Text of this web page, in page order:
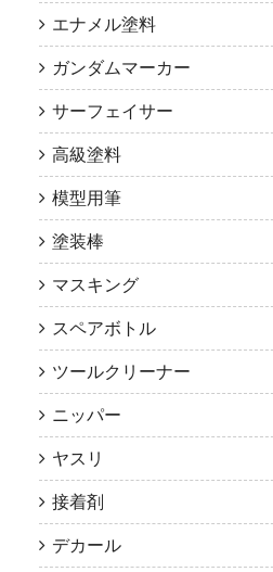
エナメル塗料
ガンダムマーカー
サーフェイサー
高級塗料
模型用筆
塗装棒
マスキング
スペアボトル
ツールクリーナー
ニッパー
ヤスリ
接着剤
デカール